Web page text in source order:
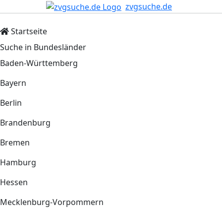
zvgsuche.de
Startseite
Suche in Bundesländer
Baden-Württemberg
Bayern
Berlin
Brandenburg
Bremen
Hamburg
Hessen
Mecklenburg-Vorpommern